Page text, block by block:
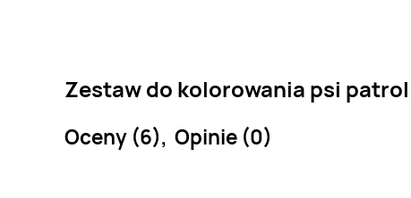
Zestaw do kolorowania psi
Oceny (6), Opinie (0)